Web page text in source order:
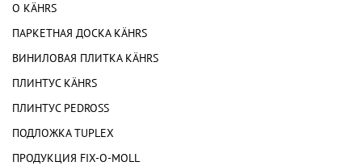
О KÄHRS
ПАРКЕТНАЯ ДОСКА KÄHRS
ВИНИЛОВАЯ ПЛИТКА KÄHRS
ПЛИНТУС KÄHRS
ПЛИНТУС PEDROSS
ПОДЛОЖКА TUPLEX
ПРОДУКЦИЯ FIX-O-MOLL